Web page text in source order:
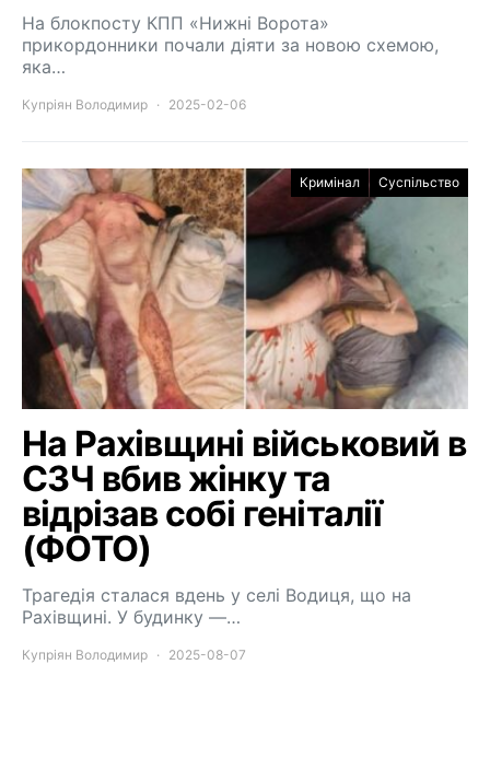
На блокпосту КПП «Нижні Ворота»
прикордонники почали діяти за новою схемою,
яка…
Купріян Володимир 2025-02-06
Кримінал Суспільство
На Рахівщині військовий в
СЗЧ вбив жінку та
відрізав собі геніталії
(ФОТО)
Трагедія сталася вдень у селі Водиця, що на
Рахівщині. У будинку —…
Купріян Володимир 2025-08-07